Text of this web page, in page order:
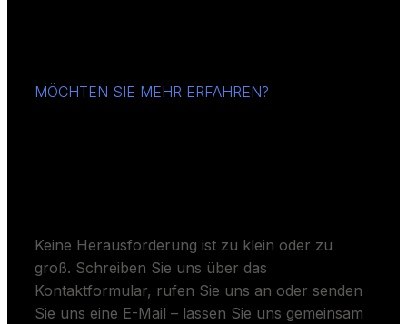
MÖCHTEN SIE MEHR ERFAHREN?
Keine Herausforderung ist zu klein oder zu
groß. Schreiben Sie uns über das
Kontaktformular, rufen Sie uns an oder senden
Sie uns eine E-Mail – lassen Sie uns gemeinsam